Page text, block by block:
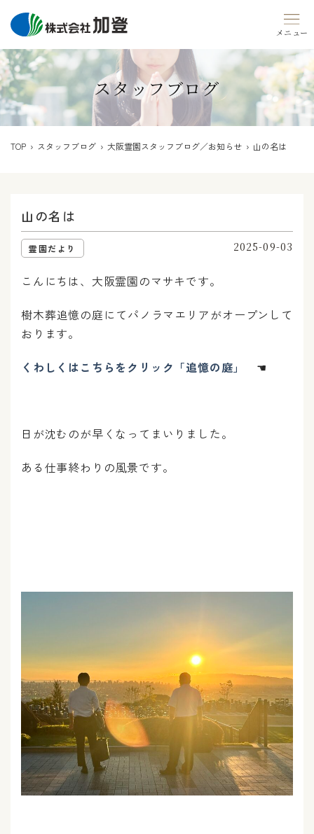
to
スタッフブログ
TOP › スタッフブログ › 大阪霊園スタッフブログ／お知らせ › 山の名は
山の名は
霊園だより 2025-09-03
こんにちは、大阪霊園のマサキです。
樹木葬追憶の庭にてパノラマエリアがオープンして
おります。
くわしくはこちらをクリック「追憶の庭」
☚
日が沈むのが早くなってまいりました。
ある仕事終わりの風景です。